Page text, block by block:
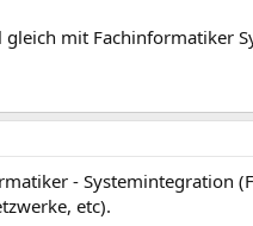
mit Fachinformatiker
- Systemintegration
etc).